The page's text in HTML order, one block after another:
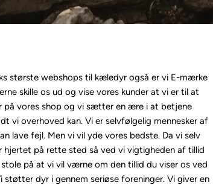
største webshops til kæledyr også er vi E-mærke
skille os ud og vise vores kunder at vi er til at
på vores shop og vi sætter en ære i at betjene
vi overhoved kan. Vi er selvfølgelig mennesker af
lave fejl. Men vi vil yde vores bedste. Da vi selv
hjertet på rette sted så ved vi vigtigheden af tillid
på at vi vil værne om den tillid du viser os ved
støtter dyr i gennem seriøse foreninger. Vi giver en